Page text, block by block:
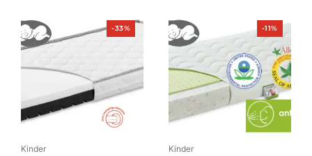
-33%Produkt
im
Kinder
-11%Produkt
im
Angebot
Kinder